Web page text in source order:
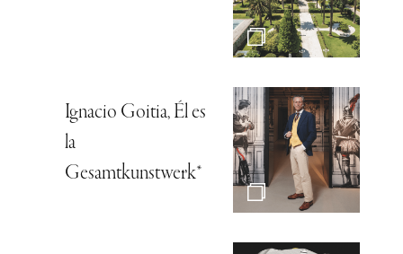
Ignacio Goitia, Él es
la
Gesamtkunstwerk*